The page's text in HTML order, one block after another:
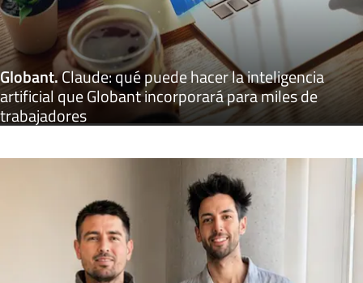
Globant.Claude: qué puede hacer la inteligencia
artificial que Globant incorporará para miles de
trabajadores